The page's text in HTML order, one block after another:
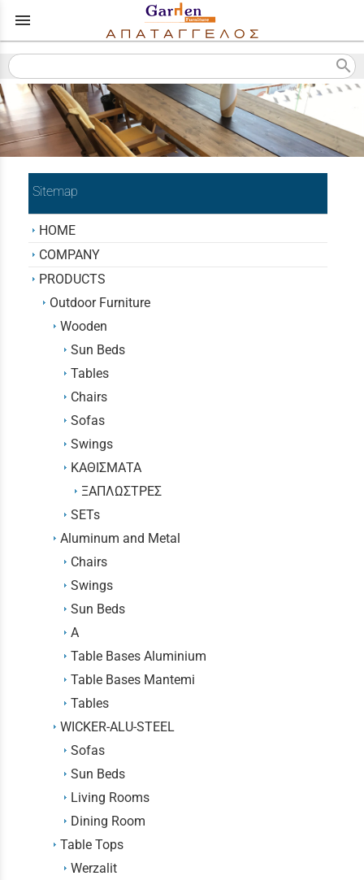
menu
search
Sitemap
HOME
COMPANY
PRODUCTS
Outdoor Furniture
Wooden
Sun Beds
Tables
Chairs
Sofas
Swings
KΑΘΙΣΜΑΤΑ
ΞΑΠΛΩΣΤΡΕΣ
SETs
Aluminum and Metal
Chairs
Swings
Sun Beds
Α
Table Bases Aluminium
Table Bases Mantemi
Tables
WICKER-ALU-STEEL
Sofas
Sun Beds
Living Rooms
Dining Room
Table Tops
Werzalit